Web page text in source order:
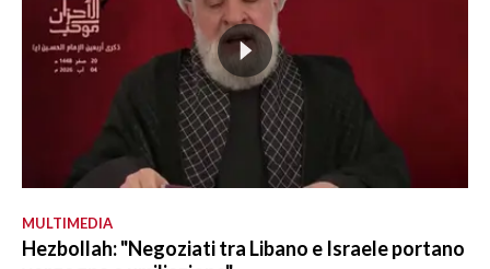
MULTIMEDIA
Hezbollah: "Negoziati tra Libano e Israele portano